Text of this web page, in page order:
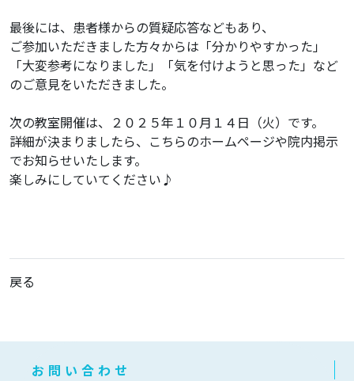
最後には、患者様からの質疑応答などもあり、
ご参加いただきました方々からは「分かりやすかった」
「大変参考になりました」「気を付けようと思った」など
のご意見をいただきました。
次の教室開催は、２０２５年１０月１４日（火）です。
詳細が決まりましたら、こちらのホームページや院内掲示
でお知らせいたします。
楽しみにしていてください♪
戻る
お問い合わせ